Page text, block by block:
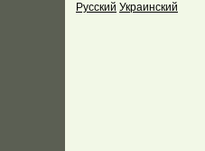
Русский Украинский